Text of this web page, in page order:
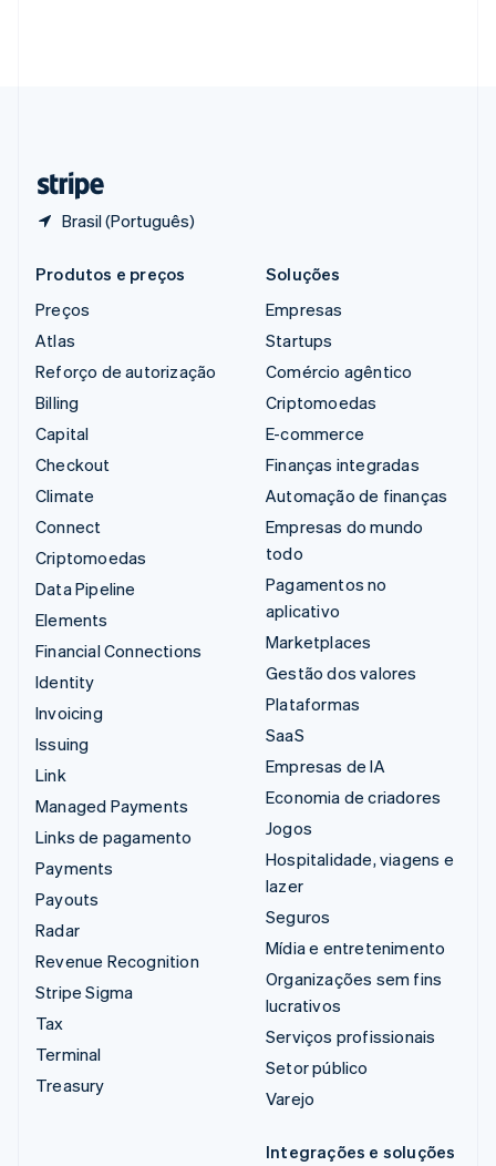
Brasil (Português)
Produtos e preços
Preços
Atlas
Reforço de autorização
Billing
Capital
Checkout
Climate
Connect
Criptomoedas
Data Pipeline
Elements
Financial Connections
Identity
Invoicing
Issuing
Link
Managed Payments
Links de pagamento
Payments
Payouts
Radar
Revenue Recognition
Stripe Sigma
Tax
Terminal
Treasury
Soluções
Empresas
Startups
Comércio agêntico
Criptomoedas
E-commerce
Finanças integradas
Automação de finanças
Empresas do mundo
todo
Pagamentos no
aplicativo
Marketplaces
Gestão dos valores
Plataformas
SaaS
Empresas de IA
Economia de criadores
Jogos
Hospitalidade, viagens e
lazer
Seguros
Mídia e entretenimento
Organizações sem fins
lucrativos
Serviços profissionais
Setor público
Varejo
Integrações e soluções